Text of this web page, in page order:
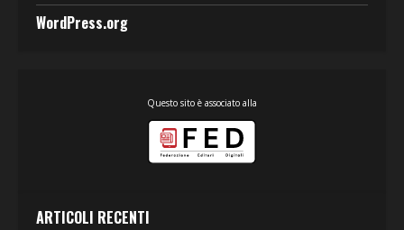
WordPress.org
Questo sito è associato alla
ARTICOLI RECENTI